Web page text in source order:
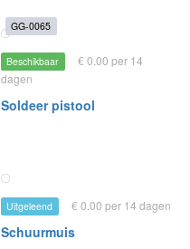
GG-0065
Beschikbaar
€ 0.00 per 14
dagen
Soldeer pistool
Uitgeleend € 0.00 per 14 dagen
Schuurmuis